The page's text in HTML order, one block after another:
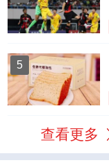
5
查看更多